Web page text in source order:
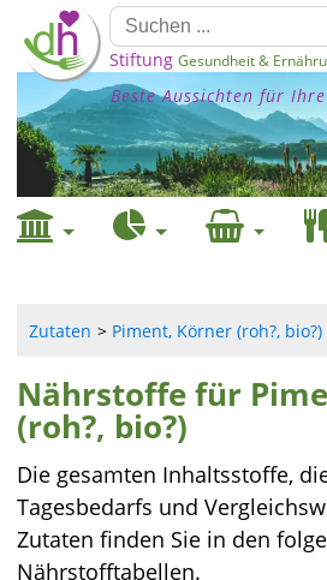
Stiftung Gesundheit &
Beste Aussichten für
Zutaten Piment, Körner (roh?, bio?)
Nährstoffe für
(roh?, bio?)
Die gesamten Inhaltsstoffe,
Tagesbedarfs und
Zutaten finden Sie in den
Nährstofftabellen.